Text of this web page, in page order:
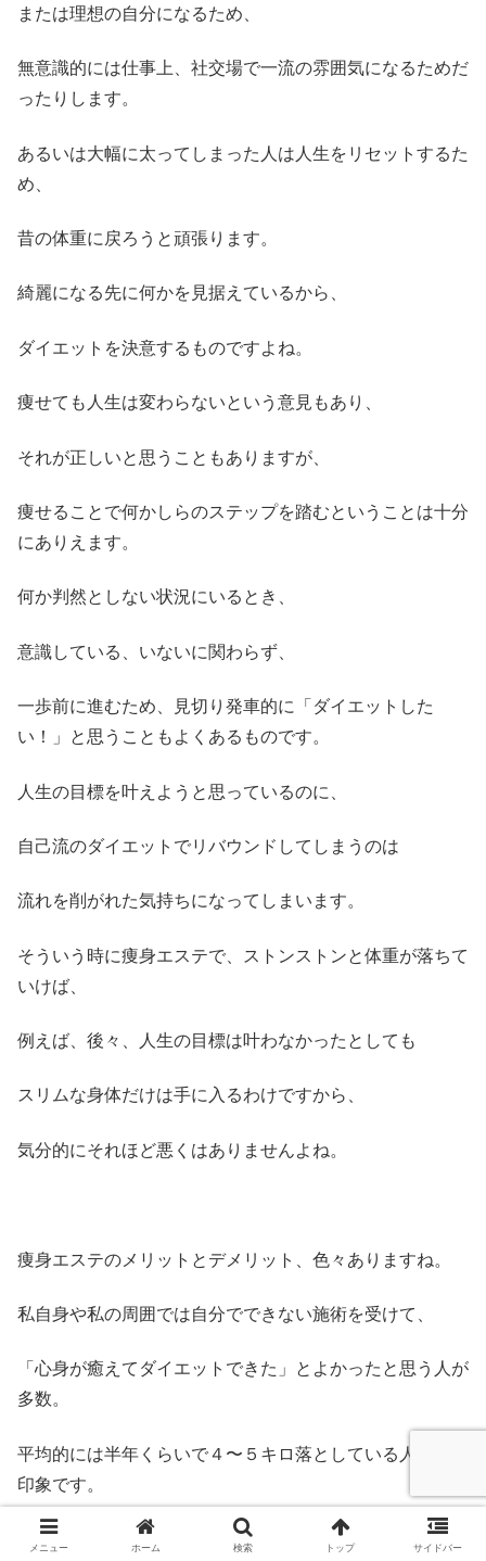
または理想の自分になるため、
無意識的には仕事上、社交場で一流の雰囲気になるためだ
ったりします。
あるいは大幅に太ってしまった人は人生をリセットするた
め、
昔の体重に戻ろうと頑張ります。
綺麗になる先に何かを見据えているから、
ダイエットを決意するものですよね。
痩せても人生は変わらないという意見もあり、
それが正しいと思うこともありますが、
痩せることで何かしらのステップを踏むということは十分
にありえます。
何か判然としない状況にいるとき、
意識している、いないに関わらず、
一歩前に進むため、見切り発車的に「ダイエットした
い！」と思うこともよくあるものです。
人生の目標を叶えようと思っているのに、
自己流のダイエットでリバウンドしてしまうのは
流れを削がれた気持ちになってしまいます。
そういう時に痩身エステで、ストンストンと体重が落ちて
いけば、
例えば、後々、人生の目標は叶わなかったとしても
スリムな身体だけは手に入るわけですから、
気分的にそれほど悪くはありませんよね。
痩身エステのメリットとデメリット、色々ありますね。
私自身や私の周囲では自分でできない施術を受けて、
「心身が癒えてダイエットできた」とよかったと思う人が
多数。
平均的には半年くらいで４〜５キロ落としている人が多い
印象です。
とにかく自分で４キロ落とすのはかなり大変ですからね。
メニュー ホーム 検索 トップ サイドバー